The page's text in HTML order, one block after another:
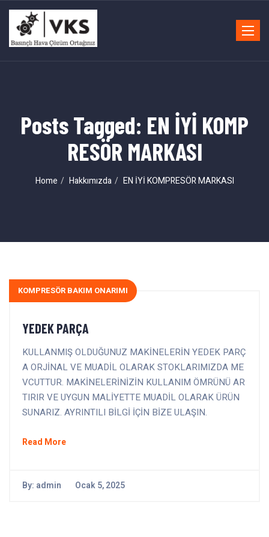
Toggle
Posts Tagged: EN İYİ KOMP
RESÖR MARKASI
Home Hakkımızda EN İYİ KOMPRESÖR MARKASI
KOMPRESÖR BAKIM ONARIMI
YEDEK PARÇA
KULLANMIŞ OLDUĞUNUZ MAKİNELERİN YEDEK PARÇ
A ORJİNAL VE MUADİL OLARAK STOKLARIMIZDA ME
VCUTTUR. MAKİNELERİNİZİN KULLANIM ÖMRÜNÜ AR
TIRIR VE UYGUN MALİYETTE MUADİL OLARAK ÜRÜN
SUNARIZ. AYRINTILI BİLGİ İÇİN BİZE ULAŞIN.
Read More
By: admin Ocak 5, 2025